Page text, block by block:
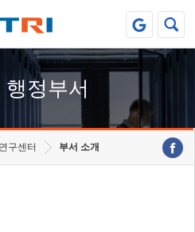
행정부서
구센터 부서 소개